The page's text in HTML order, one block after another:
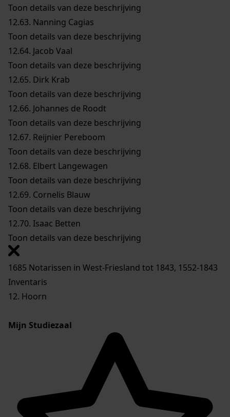
Toon details van deze beschrijving
12.63. Nanning Cagias
Toon details van deze beschrijving
12.64. Jacob Vaal
Toon details van deze beschrijving
12.65. Dirk Krab
Toon details van deze beschrijving
12.66. Johannes de Roodt
Toon details van deze beschrijving
12.67. Reijnier Pereboom
Toon details van deze beschrijving
12.68. Elbert Langewagen
Toon details van deze beschrijving
12.69. Cornelis Blauw
Toon details van deze beschrijving
12.70. Isaac Betten
Toon details van deze beschrijving
1685 Notarissen in West-Friesland tot 1843, 1552-1843
Inventaris
12. Hoorn
Mijn Studiezaal